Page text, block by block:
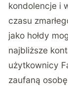
kondolencje i
czasu
jako hołdy
najbliższe
użytkownicy
zaufaną